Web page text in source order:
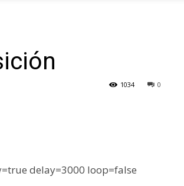
0
1034
delay=3000 loop=false